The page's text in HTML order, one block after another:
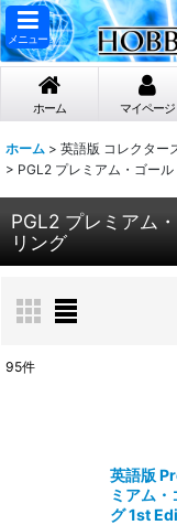
メニュー
ホーム マイページ
ホーム > 英語版 コレクター
> PGL2 プレミアム・ゴー
PGL2 プレミアム
リング
95件
英語版
ミアム
グ 1st